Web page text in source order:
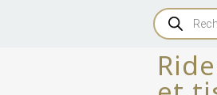
Recherche
de
produits